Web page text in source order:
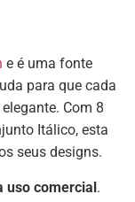
e é uma fonte
para que cada
Com 8
Itálico, esta
seus designs.
uso comercial.